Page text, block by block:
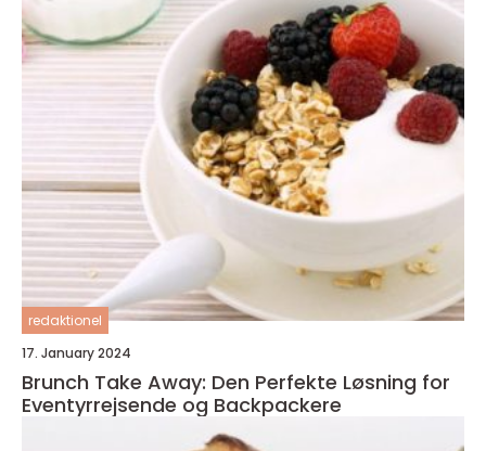
redaktionel
17. January 2024
Brunch Take Away: Den Perfekte Løsning for
Eventyrrejsende og Backpackere